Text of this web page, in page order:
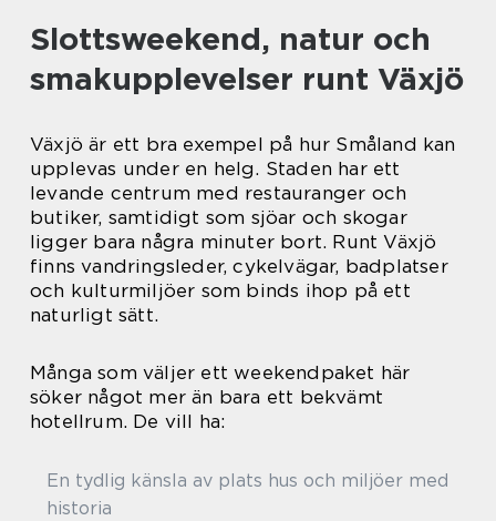
Slottsweekend, natur och
smakupplevelser runt Växjö
Växjö är ett bra exempel på hur Småland kan
upplevas under en helg. Staden har ett
levande centrum med restauranger och
butiker, samtidigt som sjöar och skogar
ligger bara några minuter bort. Runt Växjö
finns vandringsleder, cykelvägar, badplatser
och kulturmiljöer som binds ihop på ett
naturligt sätt.
Många som väljer ett weekendpaket här
söker något mer än bara ett bekvämt
hotellrum. De vill ha:
En tydlig känsla av plats hus och miljöer med
historia